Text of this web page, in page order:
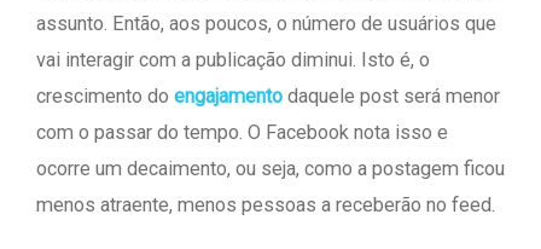
assunto. Então, aos poucos, o número de usuários que
vai interagir com a publicação diminui. Isto é, o
crescimento do engajamento daquele post será menor
com o passar do tempo. O Facebook nota isso e
ocorre um decaimento, ou seja, como a postagem ficou
menos atraente, menos pessoas a receberão no feed.